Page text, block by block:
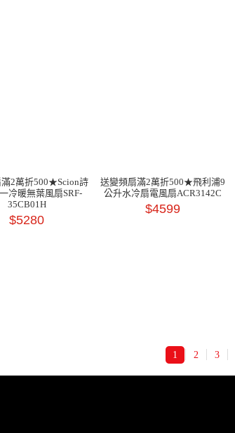
2萬折500★Scion詩
冷暖無葉風扇SRF-
35CB01H
$5280
送變頻扇滿2萬折500★飛利浦9
公升水冷扇電風扇ACR3142C
$4599
1 2 3